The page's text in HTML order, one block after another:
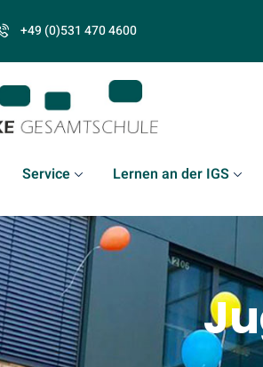
+49 (0)531 470 4600
Service Lernen an der IGS